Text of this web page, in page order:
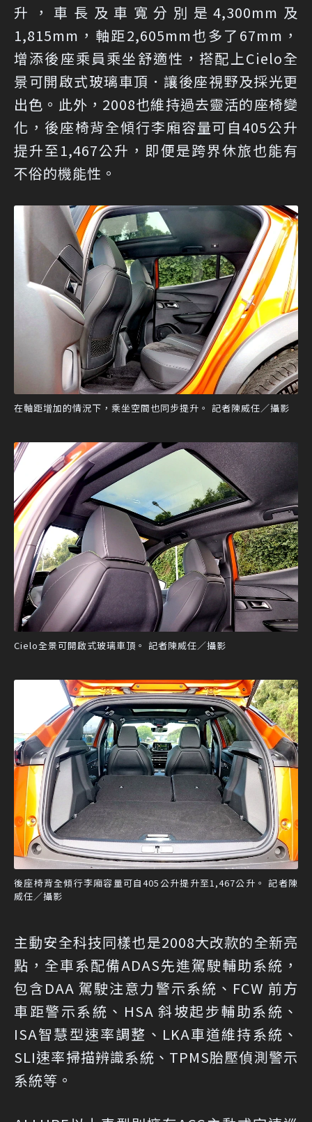
升，車長及車寬分別是4,300mm及
1,815mm，軸距2,605mm也多了67mm，
增添後座乘員乘坐舒適性，搭配上Cielo全
景可開啟式玻璃車頂．讓後座視野及採光更
出色。此外，2008也維持過去靈活的座椅變
化，後座椅背全傾行李廂容量可自405公升
提升至1,467公升，即便是跨界休旅也能有
不俗的機能性。
在軸距增加的情況下，乘坐空間也同步提升。 記者陳威任／攝影
Cielo全景可開啟式玻璃車頂。 記者陳威任／攝影
後座椅背全傾行李廂容量可自405公升提升至1,467公升。 記者陳
威任／攝影
主動安全科技同樣也是2008大改款的全新亮
點，全車系配備ADAS先進駕駛輔助系統，
包含DAA 駕駛注意力警示系統、FCW 前方
車距警示系統、HSA 斜坡起步輔助系統、
ISA智慧型速率調整、LKA車道維持系統、
SLI速率掃描辨識系統、TPMS胎壓偵測警示
系統等。